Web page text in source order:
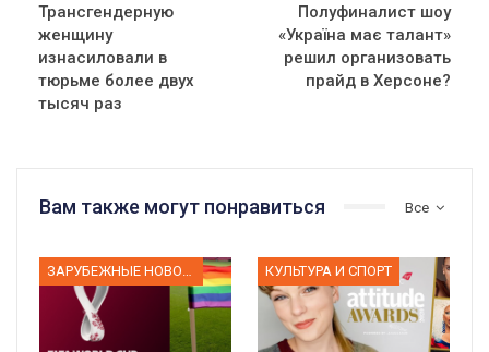
Трансгендерную
женщину
изнасиловали в
тюрьме более двух
тысяч раз
Полуфиналист шоу
«Україна має талант»
решил организовать
прайд в Херсоне?
Все
Вам также могут понравиться
ЗАРУБЕЖНЫЕ НОВОСТИ КУЛЬТУРА И СПОРТ